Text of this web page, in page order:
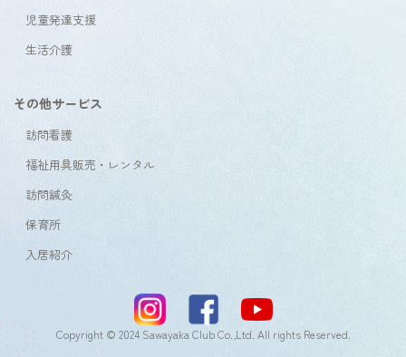
児童発達支援
生活介護
その他サービス
訪問看護
福祉用具販売・レンタル
訪問鍼灸
保育所
入居紹介
Copyright © 2024 Sawayaka Club Co.,Ltd. All rights Reserved.